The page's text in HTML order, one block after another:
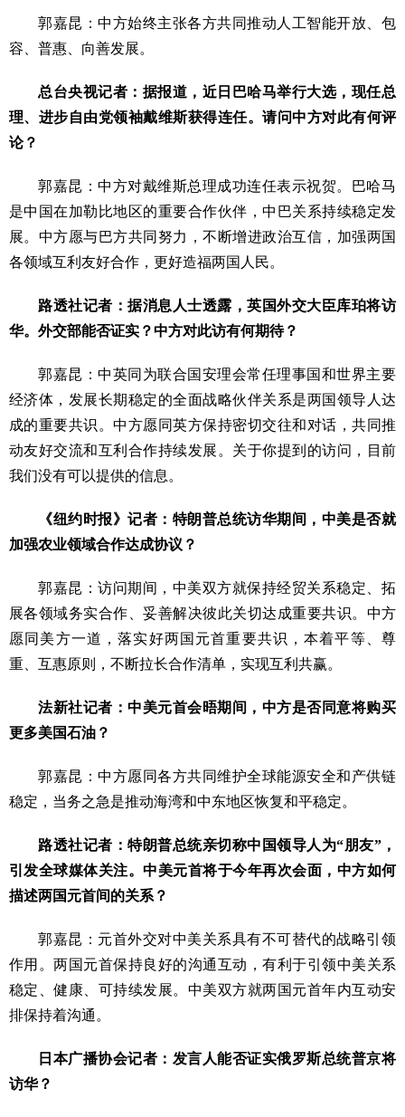
郭嘉昆：中方始终主张各方共同推动人工智能开放、包
容、普惠、向善发展。
总台央视记者：据报道，近日巴哈马举行大选，现任总
理、进步自由党领袖戴维斯获得连任。请问中方对此有何评
论？
郭嘉昆：中方对戴维斯总理成功连任表示祝贺。巴哈马
是中国在加勒比地区的重要合作伙伴，中巴关系持续稳定发
展。中方愿与巴方共同努力，不断增进政治互信，加强两国
各领域互利友好合作，更好造福两国人民。
路透社记者：据消息人士透露，英国外交大臣库珀将访
华。外交部能否证实？中方对此访有何期待？
郭嘉昆：中英同为联合国安理会常任理事国和世界主要
经济体，发展长期稳定的全面战略伙伴关系是两国领导人达
成的重要共识。中方愿同英方保持密切交往和对话，共同推
动友好交流和互利合作持续发展。关于你提到的访问，目前
我们没有可以提供的信息。
《纽约时报》记者：特朗普总统访华期间，中美是否就
加强农业领域合作达成协议？
郭嘉昆：访问期间，中美双方就保持经贸关系稳定、拓
展各领域务实合作、妥善解决彼此关切达成重要共识。中方
愿同美方一道，落实好两国元首重要共识，本着平等、尊
重、互惠原则，不断拉长合作清单，实现互利共赢。
法新社记者：中美元首会晤期间，中方是否同意将购买
更多美国石油？
郭嘉昆：中方愿同各方共同维护全球能源安全和产供链
稳定，当务之急是推动海湾和中东地区恢复和平稳定。
路透社记者：特朗普总统亲切称中国领导人为“朋友”，
引发全球媒体关注。中美元首将于今年再次会面，中方如何
描述两国元首间的关系？
郭嘉昆：元首外交对中美关系具有不可替代的战略引领
作用。两国元首保持良好的沟通互动，有利于引领中美关系
稳定、健康、可持续发展。中美双方就两国元首年内互动安
排保持着沟通。
日本广播协会记者：发言人能否证实俄罗斯总统普京将
访华？